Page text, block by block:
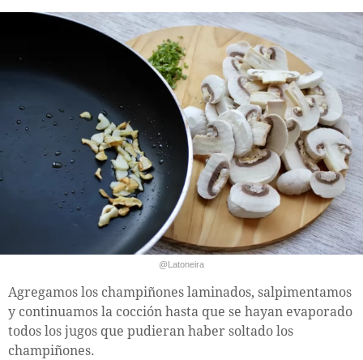
@Latoneira
Agregamos los champiñones laminados, salpimentamos
y continuamos la cocción hasta que se hayan evaporado
todos los jugos que pudieran haber soltado los
champiñones.